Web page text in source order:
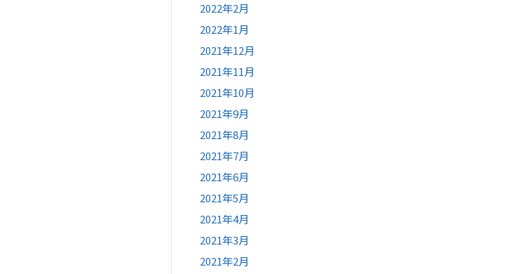
2022年2月
2022年1月
2021年12月
2021年11月
2021年10月
2021年9月
2021年8月
2021年7月
2021年6月
2021年5月
2021年4月
2021年3月
2021年2月